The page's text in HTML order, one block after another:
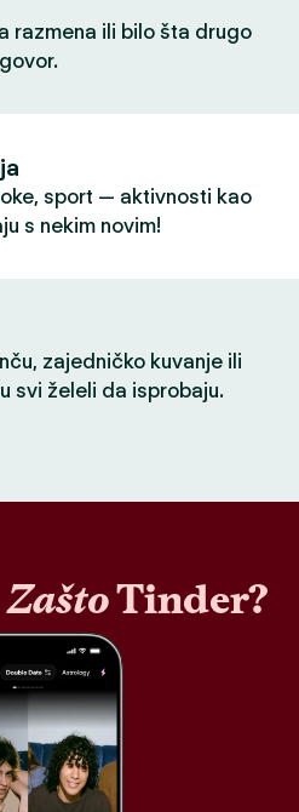
razmena ili bilo šta drugo
sport — aktivnosti kao
s nekim novim!
zajedničko kuvanje ili
svi želeli da isprobaju.
ZaštoTinder?